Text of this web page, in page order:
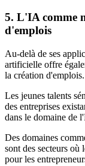
5. L'IA comme
d'emplois
Au-delà de ses
artificielle offre
la création d'emplois.
Les jeunes talents
des entreprises
dans le domaine de
Des domaines
sont des secteurs où
pour les